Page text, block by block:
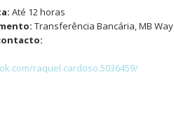
Até 12 horas
Transferência Bancária, MB Way
raquel.cardoso.5036459/